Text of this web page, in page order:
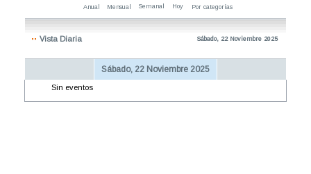
Anual Mensual Semanal Hoy Por categorías
Vista Diaria Sábado, 22 Noviembre 2025
Sábado, 22 Noviembre 2025
Sin eventos